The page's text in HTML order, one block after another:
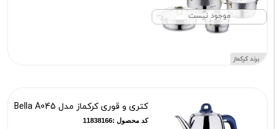
موجود نیست
برند کرکماز
کتری و قوری کرکماز مدل Bella A045
کد محصول :11838166